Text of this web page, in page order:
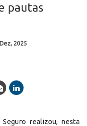
pautas
2025
realizou, nesta